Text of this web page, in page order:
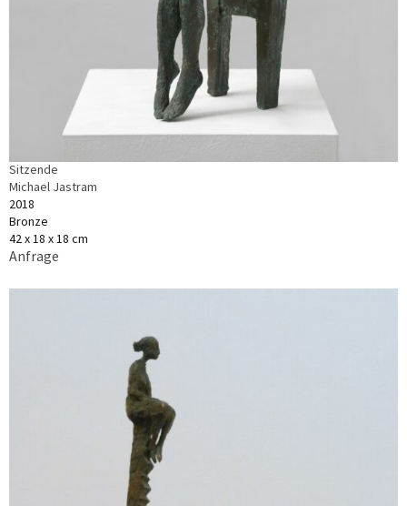
Sitzende
Michael Jastram
2018
Bronze
42 x 18 x 18 cm
Anfrage